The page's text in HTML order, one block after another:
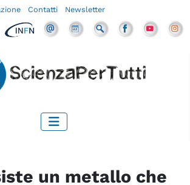
Contatti Newsletter
un metallo che